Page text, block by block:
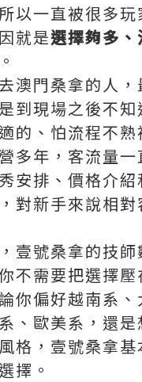
以一直被很多
就是選擇夠多、
。
澳門桑拿的人，
到現場之後不知
的、怕流程不
多年，客流量一
安排、價格介
對新手來說相對
壹號桑拿的技師
不需要把選擇壓
你偏好越南系
、歐美系，還
格，壹號桑拿基
擇。